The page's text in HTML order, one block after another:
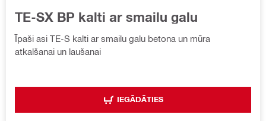
TE-SX BP kalti ar smailu galu
Īpaši asi TE-S kalti ar smailu galu betona un mūra
atkalšanai un laušanai
IEGĀDĀTIES